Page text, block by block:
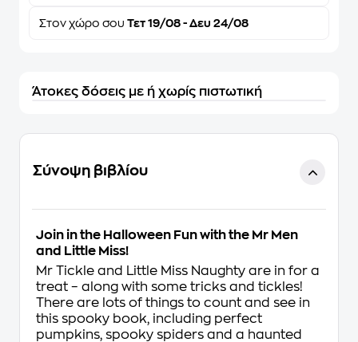
Στον χώρο σου Τετ 19/08 - Δευ 24/08
Άτοκες δόσεις με ή χωρίς πιστωτική
Σύνοψη βιβλίου
Join in the Halloween Fun with the Mr Men
and Little Miss!
Mr Tickle and Little Miss Naughty are in for a
treat – along with some tricks and tickles!
There are lots of things to count and see in
this spooky book, including perfect
pumpkins, spooky spiders and a haunted